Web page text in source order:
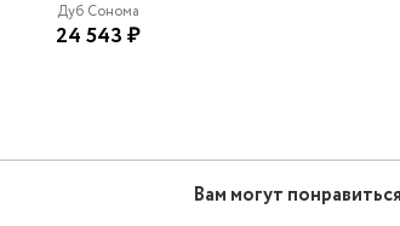
Дуб Сонома
24 543 ₽
Вам могут понравиться